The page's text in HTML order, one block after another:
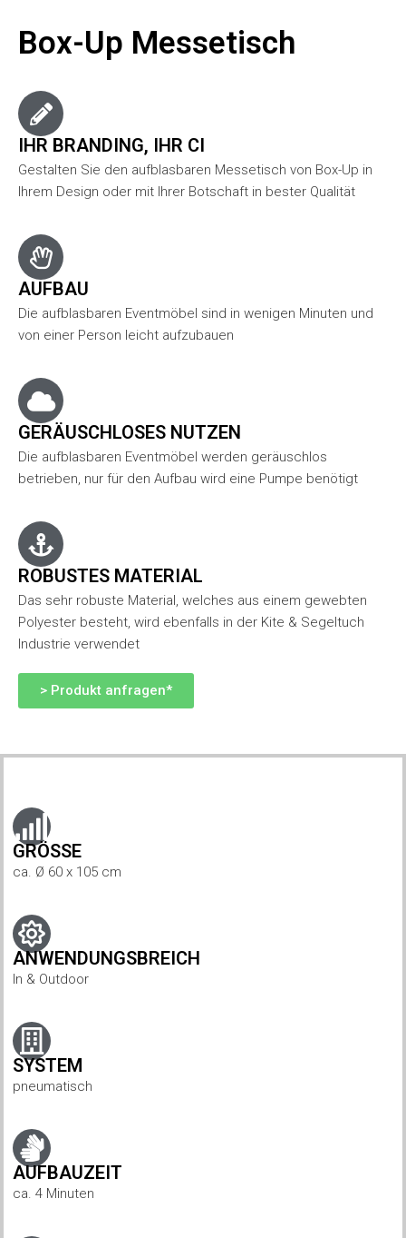
Box-Up Messetisch
IHR BRANDING, IHR CI
Gestalten Sie den aufblasbaren Messetisch von Box-Up in
Ihrem Design oder mit Ihrer Botschaft in bester Qualität
AUFBAU
Die aufblasbaren Eventmöbel sind in wenigen Minuten und
von einer Person leicht aufzubauen
GERÄUSCHLOSES NUTZEN
Die aufblasbaren Eventmöbel werden geräuschlos
betrieben, nur für den Aufbau wird eine Pumpe benötigt
ROBUSTES MATERIAL
Das sehr robuste Material, welches aus einem gewebten
Polyester besteht, wird ebenfalls in der Kite & Segeltuch
Industrie verwendet
> Produkt anfragen*
GRÖSSE
ca. Ø 60 x 105 cm
ANWENDUNGSBREICH
In & Outdoor
SYSTEM
pneumatisch
AUFBAUZEIT
ca. 4 Minuten